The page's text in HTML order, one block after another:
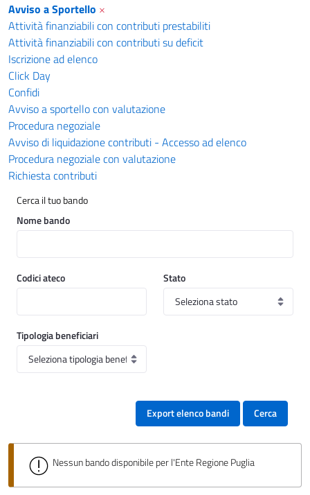
Avviso a Sportello ×
Attività finanziabili con contributi prestabiliti
Attività finanziabili con contributi su deficit
Iscrizione ad elenco
Click Day
Confidi
Avviso a sportello con valutazione
Procedura negoziale
Avviso di liquidazione contributi - Accesso ad elenco
Procedura negoziale con valutazione
Richiesta contributi
Cerca il tuo bando
Nome bando
Codici ateco Stato
Tipologia beneficiari
Export elenco bandi Cerca
Nessun bando disponibile per l'Ente Regione Puglia